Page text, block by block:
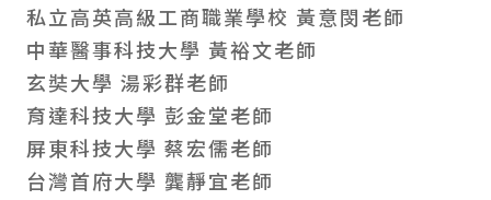
私立高英高級工商職業學校 黃意閔老師
中華醫事科技大學 黃裕文老師
玄奘大學 湯彩群老師
育達科技大學 彭金堂老師
屏東科技大學 蔡宏儒老師
台灣首府大學 龔靜宜老師